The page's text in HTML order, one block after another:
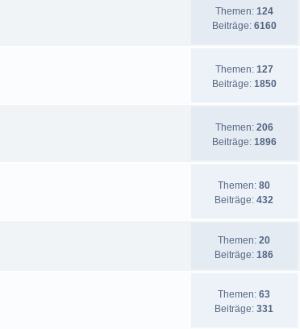
Themen: 124
Beiträge: 6160
Themen: 127
Beiträge: 1850
Themen: 206
Beiträge: 1896
Themen: 80
Beiträge: 432
Themen: 20
Beiträge: 186
Themen: 63
Beiträge: 331